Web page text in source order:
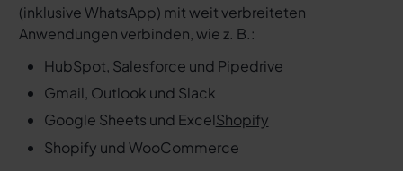
(inklusive WhatsApp) mit weit verbreiteten
Anwendungen verbinden, wie z. B.:
HubSpot, Salesforce und Pipedrive
Gmail, Outlook und Slack
Google Sheets und ExcelShopify
Shopify und WooCommerce